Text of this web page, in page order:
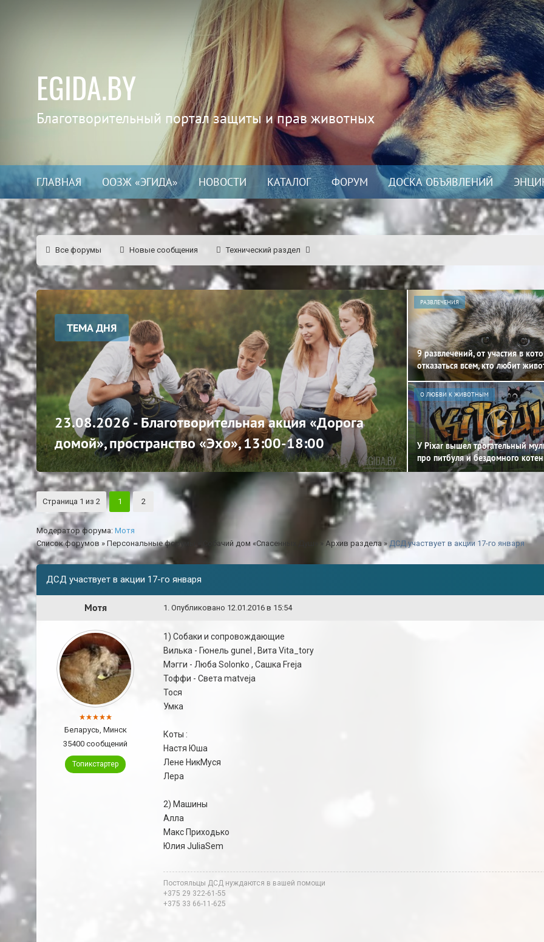
EGIDA.BY
Благотворительный портал защиты и прав животных
ГЛАВНАЯ ООЗЖ «ЭГИДА» НОВОСТИ КАТАЛОГ ФОРУМ ДОСКА ОБЪЯВЛЕНИЙ
Все форумы Новые сообщения Технический раздел
ТЕМА ДНЯ
23.08.2026 - Благотворительная акция «Дорога
домой», пространство «Эхо», 13:00-18:00
РАЗВЛЕЧЕНИЯ
9 развлечений, от участия в
отказаться всем, кто любит
О ЛЮБВИ К ЖИВОТНЫМ
У Pixar вышел трогательный
про питбуля и бездомного
Страница 1 из 2 1 2
Модератор форума: Мотя
Список форумов » Персональные форумы Собачий дом «Спасенных Душ» » Архив раздела » ДСД участвует в акции 17-го января
ДСД участвует в акции 17-го января
Мотя 1 . Опубликовано 12.01.2016 в 15:54
Беларусь, Минск
35400 сообщений
Топикстартер
1) Собаки и сопровождающие
Вилька - Гюнель gunel , Вита Vita_tory
Мэгги - Люба Solonko , Сашка Freja
Тоффи - Света matveja
Тося
Умка
Коты :
Настя Юша
Лене НикМуся
Лера
2) Машины
Алла
Макс Приходько
Юлия JuliaSem
Постояльцы ДСД нуждаются в вашей помощи
+375 29 322-61-55
+375 33 66-11-625